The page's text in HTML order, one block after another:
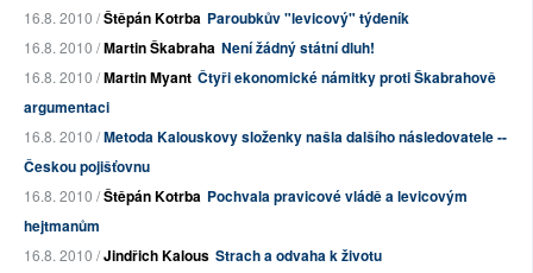
16.8. 2010 /Štěpán Kotrba Paroubkův "levicový" týdeník
16.8. 2010 /Martin Škabraha Není žádný státní dluh!
16.8. 2010 /Martin Myant Čtyři ekonomické námitky proti Škabrahově
argumentaci
16.8. 2010 /Metoda Kalouskovy složenky našla dalšího následovatele --
Českou pojišťovnu
16.8. 2010 /Štěpán Kotrba Pochvala pravicové vládě a levicovým
hejtmanům
16.8. 2010 /Jindřich Kalous Strach a odvaha k životu